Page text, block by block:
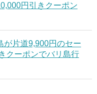
円引きクーポン
片道9,900円のセー
クーポンでバリ島行